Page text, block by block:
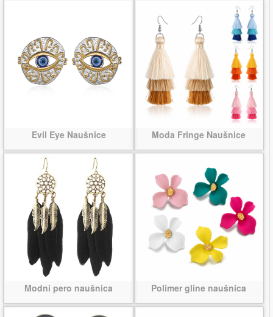
Evil Eye Naušnice Moda Fringe Naušnice
Modni pero naušnica Polimer gline naušnica